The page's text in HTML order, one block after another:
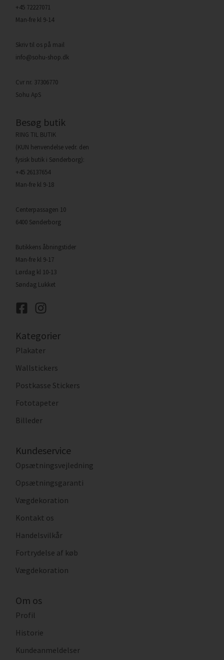
+45 72227071
Man-fre kl 9-14
Skriv til os på mail
info@sohu-shop.dk
Cvr nr. 37306770
Sohu ApS
Besøg butik
RING TIL BUTIK
(KUN henvendelse vedr. den
fysisk butik i Sønderborg):
+45 26137654
Man-fre kl 9-18
Centerpassagen 10
6400 Sønderborg
Butikkens åbningstider
Man-fre kl 9-17
Lørdag kl 10-13
Søndag Lukket
Kategorier
Plakater
Wallstickers
Postkasse Stickers
Fototapeter
Billeder
Kundeservice
Opsætningsvejledning
Opsætningsgaranti
Vægdekoration
Kontakt os
Handelsvilkår
Fortrydelse af køb
Vægdekoration
Om os
Profil
Historie
Kundeanmeldelser